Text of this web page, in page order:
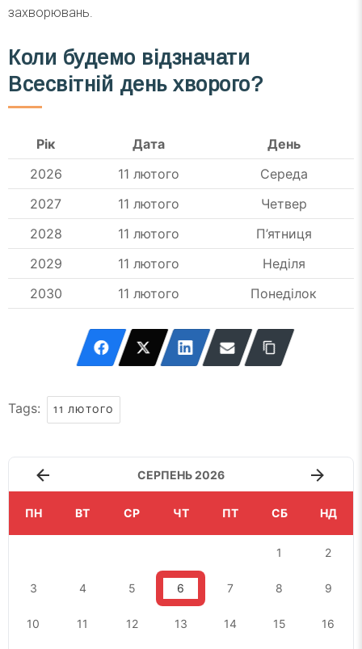
захворювань.
Коли будемо відзначати
Всесвітній день хворого?
Рік Дата
День
2026
11 лютого
Середа
2027
11 лютого
Четвер
2028
11 лютого
П’ятниця
2029
11 лютого
Неділя
2030
11 лютого Понеділок
Tags: 11 ЛЮТОГО
СЕРПЕНЬ 2026
ПН ВТ СР ЧТ ПТ СБ НД
1 2
3 4 5 6 7 8 9
10 11 12 13 14 15 16